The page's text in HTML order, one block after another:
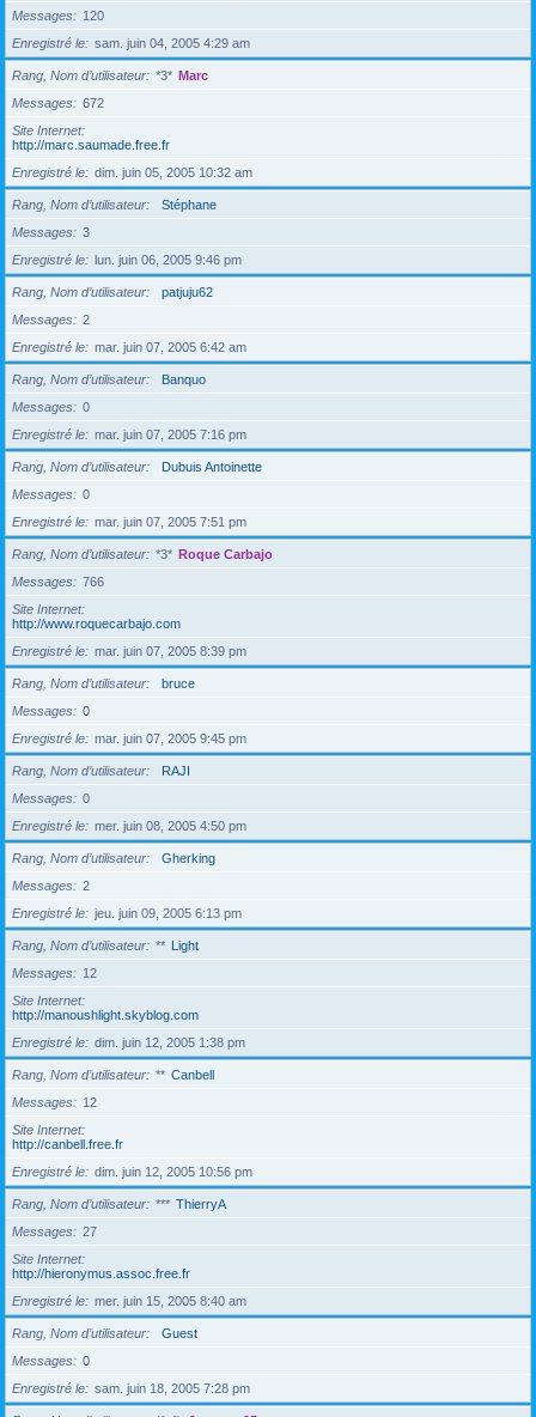
Messages
120
Enregistré le
sam. juin 04, 2005 4:29 am
Rang, Nom d’utilisateur *3* Marc
Messages
672
Site Internet
http://marc.saumade.free.fr
Enregistré le
dim. juin 05, 2005 10:32 am
Rang, Nom d’utilisateur
Stéphane
Messages
3
Enregistré le
lun. juin 06, 2005 9:46 pm
Rang, Nom d’utilisateur
patjuju62
Messages
2
Enregistré le
mar. juin 07, 2005 6:42 am
Rang, Nom d’utilisateur
Banquo
Messages
0
Enregistré le
mar. juin 07, 2005 7:16 pm
Rang, Nom d’utilisateur
Dubuis Antoinette
Messages
0
Enregistré le
mar. juin 07, 2005 7:51 pm
Rang, Nom d’utilisateur *3* Roque Carbajo
Messages
766
Site Internet
http://www.roquecarbajo.com
Enregistré le
mar. juin 07, 2005 8:39 pm
Rang, Nom d’utilisateur
bruce
Messages
0
Enregistré le
mar. juin 07, 2005 9:45 pm
Rang, Nom d’utilisateur
RAJI
Messages
0
Enregistré le
mer. juin 08, 2005 4:50 pm
Rang, Nom d’utilisateur
Gherking
Messages
2
Enregistré le
jeu. juin 09, 2005 6:13 pm
Rang, Nom d’utilisateur ** Light
Messages
12
Site Internet
http://manoushlight.skyblog.com
Enregistré le
dim. juin 12, 2005 1:38 pm
Rang, Nom d’utilisateur ** Canbell
Messages
12
Site Internet
http://canbell.free.fr
Enregistré le
dim. juin 12, 2005 10:56 pm
Rang, Nom d’utilisateur *** ThierryA
Messages
27
Site Internet
http://hieronymus.assoc.free.fr
Enregistré le
mer. juin 15, 2005 8:40 am
Rang, Nom d’utilisateur
Guest
Messages
0
Enregistré le
sam. juin 18, 2005 7:28 pm